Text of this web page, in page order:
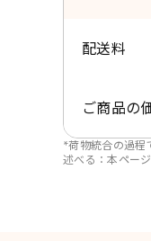
配送料
ご商品の
*荷物統合の過程
述べる：本ペー